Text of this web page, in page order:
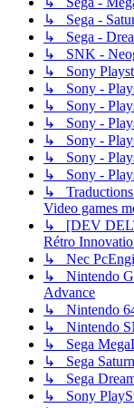
↳ Sega -
↳ Sega -
↳ SNK -
↳ Sony
↳ Sony -
↳ Sony -
↳ Sony -
↳ Sony -
↳ Sony -
↳ Sony -
↳ Traductions
Video games
↳ [DEV
Rétro
↳ Nec
↳ Nintendo
Advance
↳ Nintendo
↳ Nintendo
↳ Sega
↳ Sega Saturn
↳ Sega
↳ Sony